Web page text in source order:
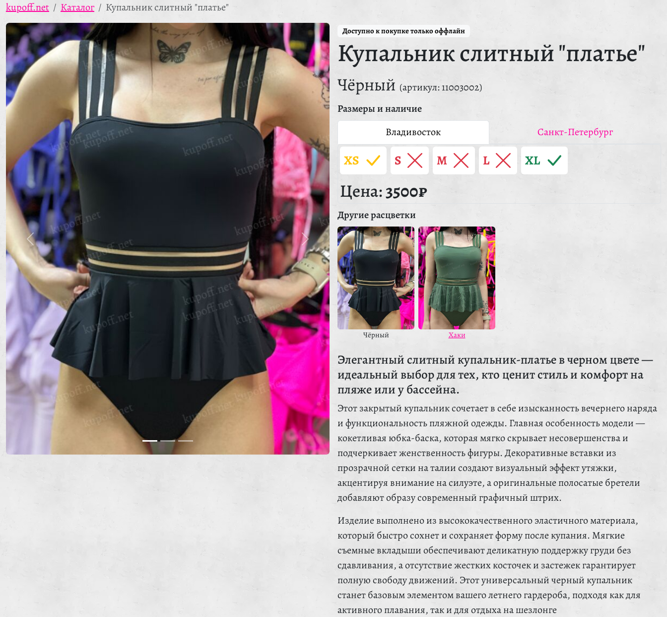
kupoff.net Каталог Купальник слитный "платье"
Доступно к покупке только оффлайн
Купальник слитный "платье"
Чёрный (артикул: 11003002)
Размеры и наличие
Владивосток
Санкт-Петербург
XS S M L XL
Цена:3500₽
Другие расцветки
Чёрный Хаки
Элегантный слитный купальник-платье в черном цвете —
идеальный выбор для тех, кто ценит стиль и комфорт на
пляже или у бассейна.
Этот закрытый купальник сочетает в себе изысканность вечернего наряда
и функциональность пляжной одежды. Главная особенность модели —
кокетливая юбка-баска, которая мягко скрывает несовершенства и
подчеркивает женственность фигуры. Декоративные вставки из
прозрачной сетки на талии создают визуальный эффект утяжки,
акцентируя внимание на силуэте, а оригинальные полосатые бретели
добавляют образу современный графичный штрих.
Изделие выполнено из высококачественного эластичного материала,
который быстро сохнет и сохраняет форму после купания. Мягкие
съемные вкладыши обеспечивают деликатную поддержку груди без
сдавливания, а отсутствие жестких косточек и застежек гарантирует
полную свободу движений. Этот универсальный черный купальник
станет базовым элементом вашего летнего гардероба, подходя как для
активного плавания, так и для отдыха на шезлонге